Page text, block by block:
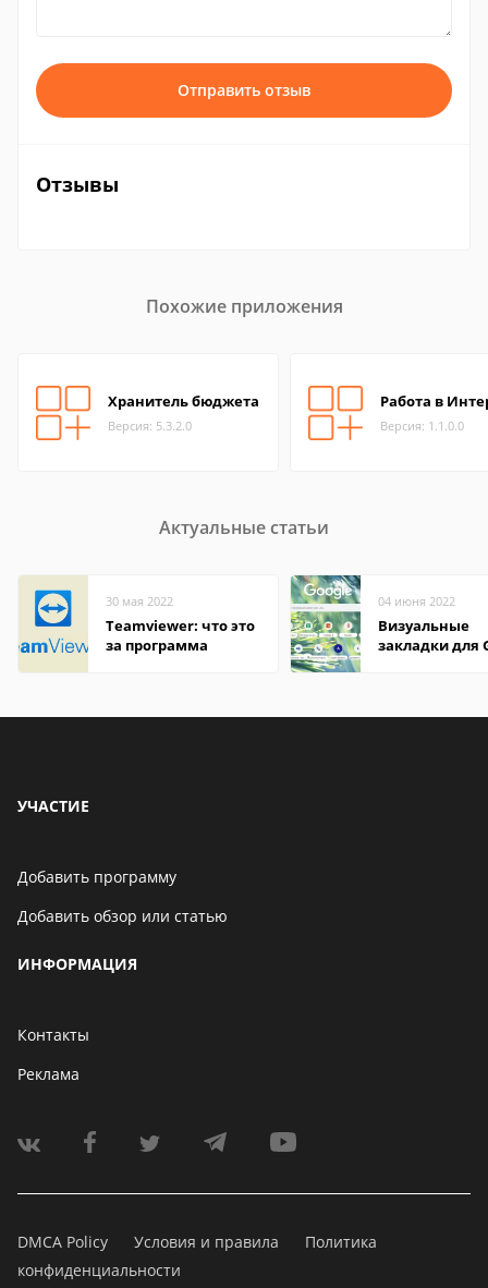
Отправить отзыв
Отзывы
Похожие приложения
Хранитель бюджета
Версия: 5.3.2.0
Работа в
Версия: 1.1.0.0
Актуальные статьи
30 мая 2022
Teamviewer: что это
за программа
04 июня 2022
Визуальные
закладки для
УЧАСТИЕ
Добавить программу
Добавить обзор или статью
ИНФОРМАЦИЯ
Контакты
Реклама
DMCA Policy Условия и правила
Политика
конфиденциальности